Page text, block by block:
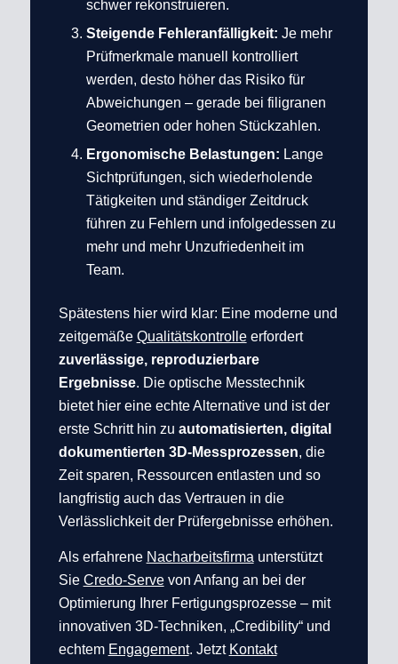
schwer rekonstruieren.
Steigende Fehleranfälligkeit: Je mehr
Prüfmerkmale manuell kontrolliert
werden, desto höher das Risiko für
Abweichungen – gerade bei filigranen
Geometrien oder hohen Stückzahlen.
Ergonomische Belastungen: Lange
Sichtprüfungen, sich wiederholende
Tätigkeiten und ständiger Zeitdruck
führen zu Fehlern und infolgedessen zu
mehr und mehr Unzufriedenheit im
Team.
Spätestens hier wird klar: Eine moderne und
zeitgemäße Qualitätskontrolleerfordert
zuverlässige, reproduzierbare
Ergebnisse. Die optische Messtechnik
bietet hier eine echte Alternative und ist der
erste Schritt hin zu automatisierten, digital
dokumentierten 3D-Messprozessen, die
Zeit sparen, Ressourcen entlasten und so
langfristig auch das Vertrauen in die
Verlässlichkeit der Prüfergebnisse erhöhen.
Als erfahrene Nacharbeitsfirma unterstützt
Sie Credo-Servevon Anfang an bei der
Optimierung Ihrer Fertigungsprozesse – mit
innovativen 3D-Techniken, „Credibility“ und
echtem Engagement. Jetzt Kontakt